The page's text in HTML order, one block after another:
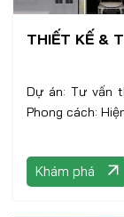
THIẾT KẾ &
Dự án: Tư vấn thiết kế
Phong cách:
Khám phá